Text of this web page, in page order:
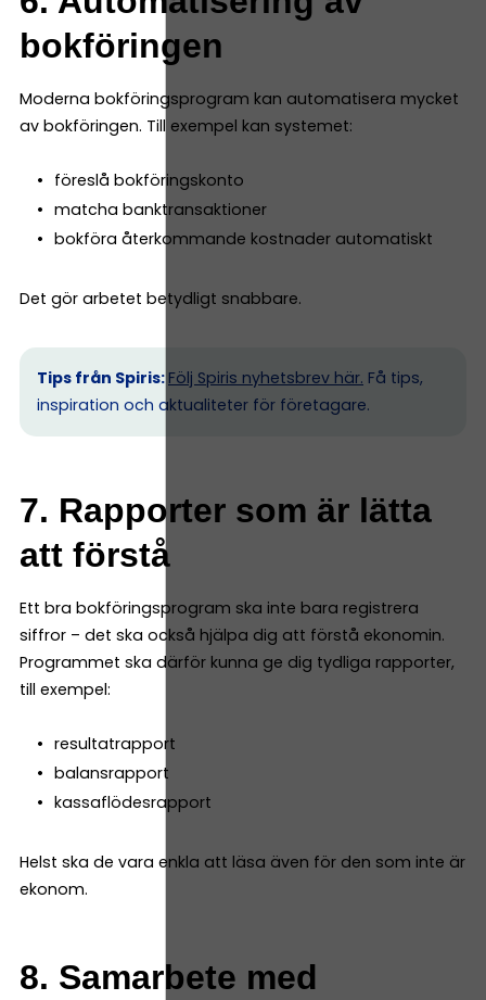
bokföringen
Moderna bokföringsprogram kan automatisera mycket
av bokföringen. Till exempel kan systemet:
föreslå bokföringskonto
matcha banktransaktioner
bokföra återkommande kostnader automatiskt
Det gör arbetet betydligt snabbare.
Tips från Spiris: Följ Spiris nyhetsbrev här. Få tips,
inspiration och aktualiteter för företagare.
7. Rapporter som är lätta
att förstå
Ett bra bokföringsprogram ska inte bara registrera
siffror – det ska också hjälpa dig att förstå ekonomin.
Programmet ska därför kunna ge dig tydliga rapporter,
till exempel:
resultatrapport
balansrapport
kassaflödesrapport
Helst ska de vara enkla att läsa även för den som inte är
ekonom.
8. Samarbete med